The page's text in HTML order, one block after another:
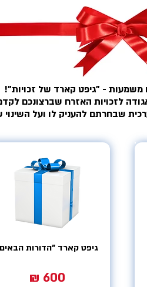
משמעות - "גיפט קארד של זכויות"!
לזכויות האזרח שברצונכם
שבחרתם להעניק לו ועל
גיפט קארד "הדורות
600 ₪